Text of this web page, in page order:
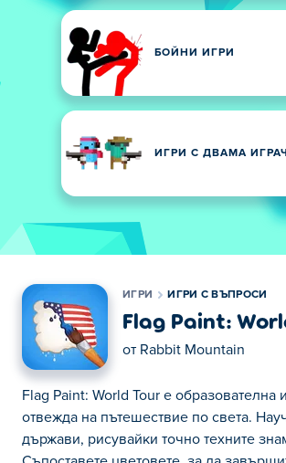
БОЙНИ ИГРИ
ИГРИ С ДВАМА
ИГРИ ИГРИ С ВЪПРОСИ
Flag Paint:
от Rabbit Mountain
Flag Paint: World Tour е образователна
отвежда на пътешествие по света.
държави, рисувайки точно техните